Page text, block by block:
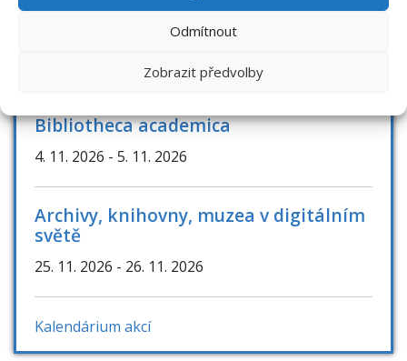
Odmítnout
Zobrazit předvolby
Knihovny současnosti 2026
- 10. 9. 2026
Bibliotheca academica
4. 11. 2026 - 5. 11. 2026
Archivy, knihovny, muzea v digitálním
světě
25. 11. 2026 - 26. 11. 2026
Kalendárium akcí